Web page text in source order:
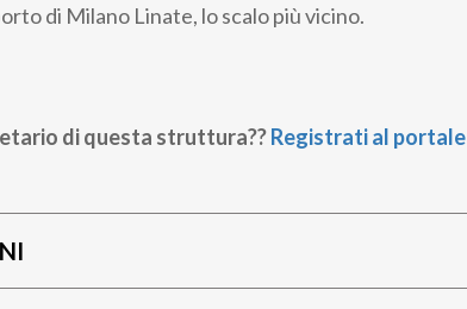
di Milano Linate, lo scalo più vicino.
di questa struttura??Registrati al portale